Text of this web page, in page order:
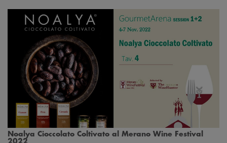
Noalya Cioccolato Coltivato al Merano Wine Festival
2022